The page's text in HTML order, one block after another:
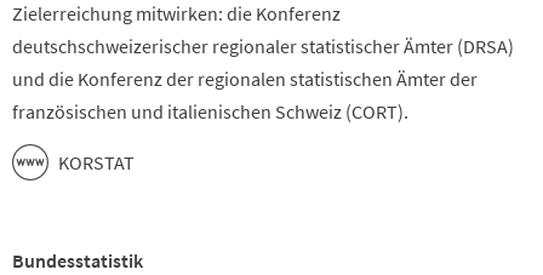
Zielerreichung mitwirken: die Konferenz
deutschschweizerischer regionaler statistischer Ämter (DRSA)
und die Konferenz der regionalen statistischen Ämter der
französischen und italienischen Schweiz (CORT).
KORSTAT
Bundesstatistik